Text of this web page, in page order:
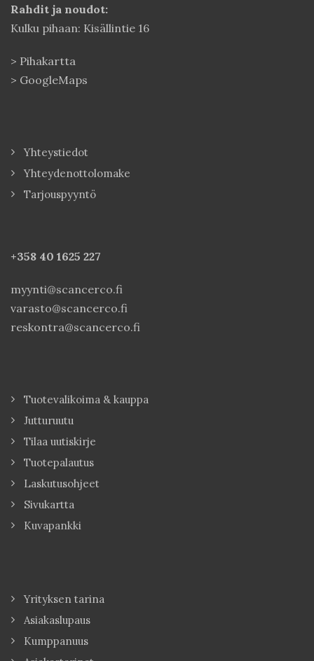
Rahdit ja noudot:
Kulku pihaan: Kisällintie 16
> Pihakartta
> GoogleMaps
Yhteystiedot
Yhteydenottolomake
Tarjouspyyntö
+358 40 1625 227
myynti@scancerco.fi
varasto@scancerco.fi
reskontra@scancerco.fi
Tuotevalikoima & kauppa
Jutturuutu
Tilaa uutiskirje
Tuotepalautus
Laskutusohjeet
Sivukartta
Kuvapankki
Yrityksen tarina
Asiakaslupaus
Kumppanuus